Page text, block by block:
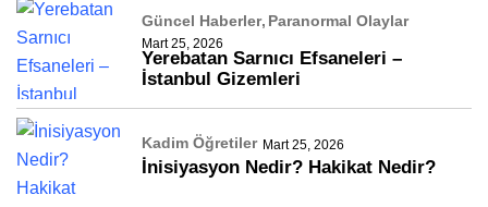
Güncel Haberler Paranormal Olaylar
Mart 25, 2026
Yerebatan Sarnıcı Efsaneleri –
İstanbul Gizemleri
Kadim Öğretiler Mart 25, 2026
İnisiyasyon Nedir? Hakikat Nedir?